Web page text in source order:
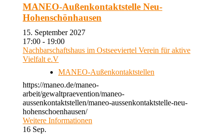
MANEO-Außenkontaktstelle Neu-
Hohenschönhausen
15. September 2027
17:00 - 19:00
Nachbarschaftshaus im Ostseeviertel Verein für aktive
Vielfalt e.V
MANEO-Außenkontaktstellen
https://maneo.de/maneo-
arbeit/gewaltpraevention/maneo-
aussenkontaktstellen/maneo-aussenkontaktstelle-neu-
hohenschoenhausen/
Weitere Informationen
16 Sep.